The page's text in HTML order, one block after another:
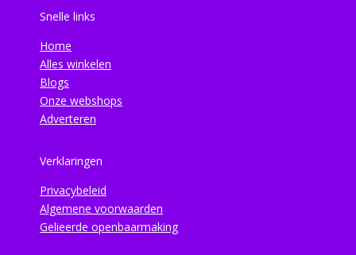
Snelle links
Home
Alles winkelen
Blogs
Onze webshops
Adverteren
Verklaringen
Privacybeleid
Algemene voorwaarden
Gelieerde openbaarmaking